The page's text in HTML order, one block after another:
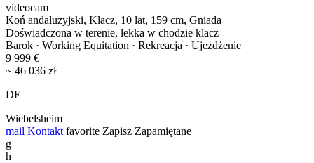
videocam
Koń andaluzyjski, Klacz, 10 lat, 159 cm, Gniada
Doświadczona w terenie, lekka w chodzie klacz
Barok · Working Equitation · Rekreacja · Ujeżdżenie
9 999 €
~ 46 036 zł
DE
Wiebelsheim
mail Kontakt favorite Zapisz Zapamiętane
g
h